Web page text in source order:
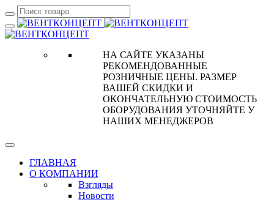
НА САЙТЕ УКАЗАНЫ
РЕКОМЕНДОВАННЫЕ
РОЗНИЧНЫЕ ЦЕНЫ. РАЗМЕР
ВАШЕЙ СКИДКИ И
ОКОНЧАТЕЛЬНУЮ СТОИМОСТЬ
ОБОРУДОВАНИЯ УТОЧНЯЙТЕ У
НАШИХ МЕНЕДЖЕРОВ
ГЛАВНАЯ
О КОМПАНИИ
Взгляды
Новости